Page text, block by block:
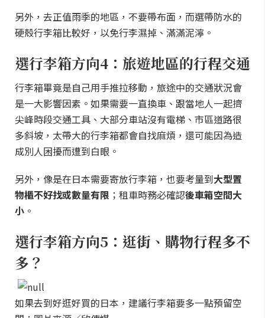
另外，去正值雨季的地區，不要帶布面，而選帶防水的
硬殼行李箱比較好，以免行李濕掉、滿滿泥濘。
選行李箱方向4：旅遊地區的行程交通
行李箱畢竟是自己用手推拉移動，旅途中的交通狀況會
是一大影響因素。如果需要一直換車、跟當地人一起擠
尖峰時段交通工具、大部分車站沒有電梯、市區道路很
多斜坡，太帶大的行李箱都會自找麻煩，還可能因為造
成別人困擾而遭到白眼。
另外，像是在日本需要寄放行李箱，也要考量到大型置
物櫃不好找或數量有限 ；租車時務必確認後車箱空間大
小 。
選行李箱方向5：逛街、購物行程多不
多？
如果去到好逛好買的日本，建議行李箱要多一點預留空